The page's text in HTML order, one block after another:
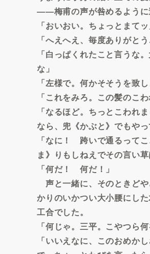
――梅甫の声が咎めるように
「おいおい。ちょっとまてッ
「へえへえ、毎度ありがとう
「白っぱくれたこと言うな
な」
「左様で。何かそそうを致し
「これをみろ。この髪のこ
「なるほど。ちっとこわれ
なら、兜《かぶと》でもや
「なに！ 跨いで通るって
ま》りもしねえでその言い草
「何だ！ 何だ！」
声と一緒に、そのときど
かりのいかつい大小腰にし
工合でした。
「何じゃ。三平。こやつら
「いいえなに、このおめか